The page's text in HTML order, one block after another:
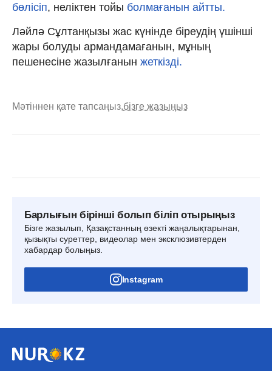
бөлісіп, неліктен тойы болмағанын айтты.
Ләйлә Сұлтанқызы жас күнінде біреудің үшінші
жары болуды армандамағанын, мұның
пешенесіне жазылғанын жеткізді.
Мәтіннен қате тапсаңыз,бізге жазыңыз
Барлығын бірінші болып біліп отырыңыз
Бізге жазылып, Қазақстанның өзекті жаңалықтарынан,
қызықты суреттер, видеолар мен эксклюзивтерден
хабардар болыңыз.
Instagram